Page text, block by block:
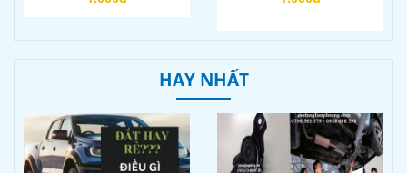
HAY NHẤT